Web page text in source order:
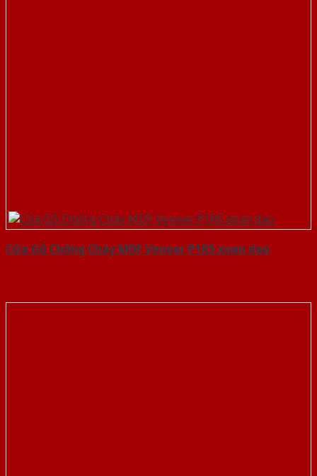
Cửa Gỗ Chống Cháy MDF Veneer P1R5 xoan dao